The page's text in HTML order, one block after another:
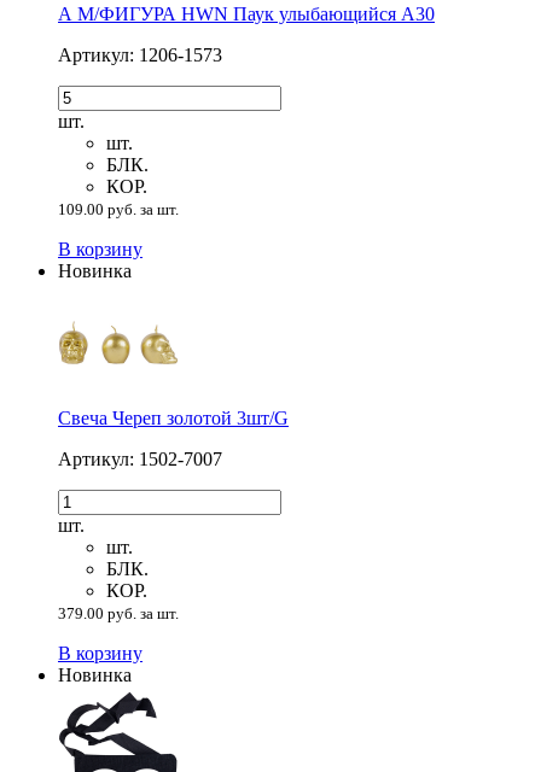
А М/ФИГУРА HWN Паук улыбающийся А30
Артикул: 1206-1573
шт.
шт.
БЛК.
КОР.
109.00 руб. за шт.
В корзину
Новинка
Свеча Череп золотой 3шт/G
Артикул: 1502-7007
шт.
шт.
БЛК.
КОР.
379.00 руб. за шт.
В корзину
Новинка